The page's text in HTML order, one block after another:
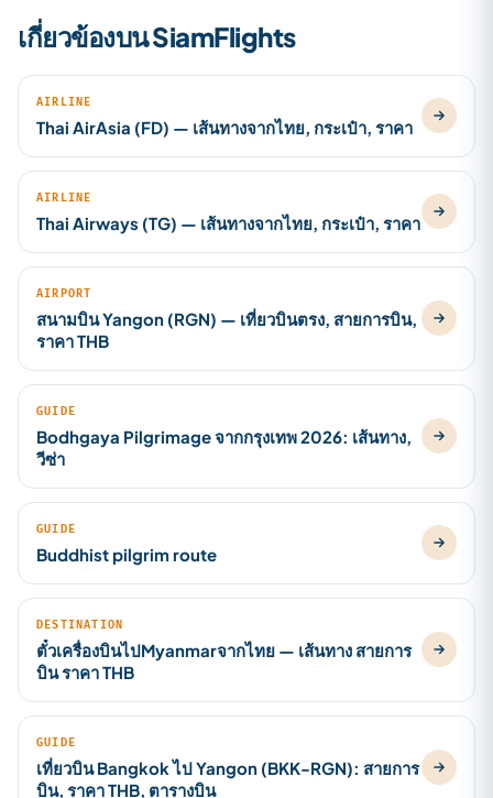
เกี่ยวข้องบน SiamFlights
AIRLINE
Thai AirAsia (FD) — เส้นทางจากไทย, กระเป๋า, ราคา
AIRLINE
Thai Airways (TG) — เส้นทางจากไทย, กระเป๋า, ราคา
AIRPORT
สนามบิน Yangon (RGN) — เที่ยวบินตรง, สายการบิน,
ราคา THB
GUIDE
Bodhgaya Pilgrimage จากกรุงเทพ 2026: เส้นทาง,
วีซ่า
GUIDE
Buddhist pilgrim route
DESTINATION
ตั๋วเครื่องบินไปMyanmarจากไทย — เส้นทาง สายการ
บิน ราคา THB
GUIDE
เที่ยวบิน Bangkok ไป Yangon (BKK-RGN): สายการ
บิน, ราคา THB, ตารางบิน